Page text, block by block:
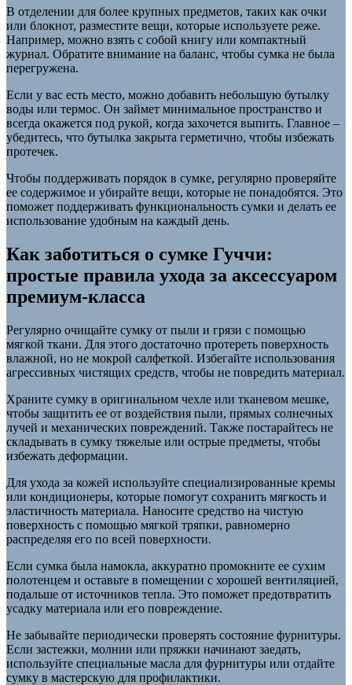
В отделении для более крупных предметов, таких как очки
или блокнот, разместите вещи, которые используете реже.
Например, можно взять с собой книгу или компактный
журнал. Обратите внимание на баланс, чтобы сумка не была
перегружена.
Если у вас есть место, можно добавить небольшую бутылку
воды или термос. Он займет минимальное пространство и
всегда окажется под рукой, когда захочется выпить. Главное –
убедитесь, что бутылка закрыта герметично, чтобы избежать
протечек.
Чтобы поддерживать порядок в сумке, регулярно проверяйте
ее содержимое и убирайте вещи, которые не понадобятся. Это
поможет поддерживать функциональность сумки и делать ее
использование удобным на каждый день.
Как заботиться о сумке Гуччи:
простые правила ухода за аксессуаром
премиум-класса
Регулярно очищайте сумку от пыли и грязи с помощью
мягкой ткани. Для этого достаточно протереть поверхность
влажной, но не мокрой салфеткой. Избегайте использования
агрессивных чистящих средств, чтобы не повредить материал.
Храните сумку в оригинальном чехле или тканевом мешке,
чтобы защитить ее от воздействия пыли, прямых солнечных
лучей и механических повреждений. Также постарайтесь не
складывать в сумку тяжелые или острые предметы, чтобы
избежать деформации.
Для ухода за кожей используйте специализированные кремы
или кондиционеры, которые помогут сохранить мягкость и
эластичность материала. Наносите средство на чистую
поверхность с помощью мягкой тряпки, равномерно
распределяя его по всей поверхности.
Если сумка была намокла, аккуратно промокните ее сухим
полотенцем и оставьте в помещении с хорошей вентиляцией,
подальше от источников тепла. Это поможет предотвратить
усадку материала или его повреждение.
Не забывайте периодически проверять состояние фурнитуры.
Если застежки, молнии или пряжки начинают заедать,
используйте специальные масла для фурнитуры или отдайте
сумку в мастерскую для профилактики.